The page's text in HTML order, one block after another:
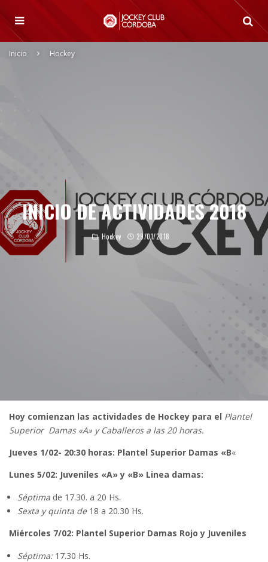
Inicio Hockey
INICIO DE ACTIVIDADES 2018
Hockey 29/01/2018
Hoy comienzan las actividades de Hockey para el Plantel
Superior Damas «A» y Caballeros a las 20 horas.
Jueves 1/02- 20:30 horas: Plantel Superior Damas «B«
Lunes 5/02: Juveniles «A» y «B» Linea damas:
Séptima de 17.30. a 20 Hs.
Sexta y quinta de18 a 20.30 Hs.
Miércoles 7/02: Plantel Superior Damas Rojo y Juveniles
Séptima:17.30 Hs.